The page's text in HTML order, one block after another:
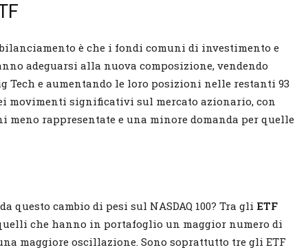
è che i fondi comuni di investimento e
adeguarsi alla nuova composizione, vendendo
Tech e aumentando le loro posizioni nelle restanti 93
movimenti significativi sul mercato azionario, con
meno rappresentate e una minore domanda per quelle
questo cambio di pesi sul NASDAQ 100? Tra gli ETF
che hanno in portafoglio un maggior numero di
maggiore oscillazione. Sono soprattutto tre gli ETF